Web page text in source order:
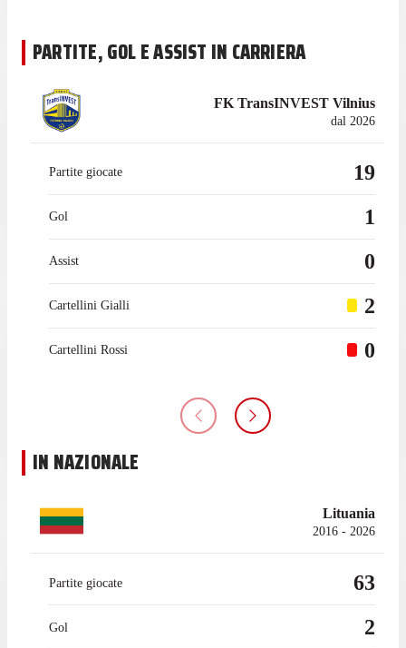
Girdvainis è passato tra le fila Uerdingen nel gennaio 2020,
mentre prima giocava con Rīgas FS, con cui ha collezionato 14
PARTITE, GOL E ASSIST IN CARRIERA
FK TransINVEST Vilnius
dal 2026
Partite giocate 19
Gol 1
Assist 0
Cartellini Gialli 2
Cartellini Rossi 0
IN NAZIONALE
Lituania
2016 - 2026
Partite giocate 63
Gol 2